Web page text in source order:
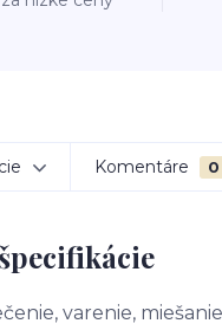
Komentáre 0
varenie,